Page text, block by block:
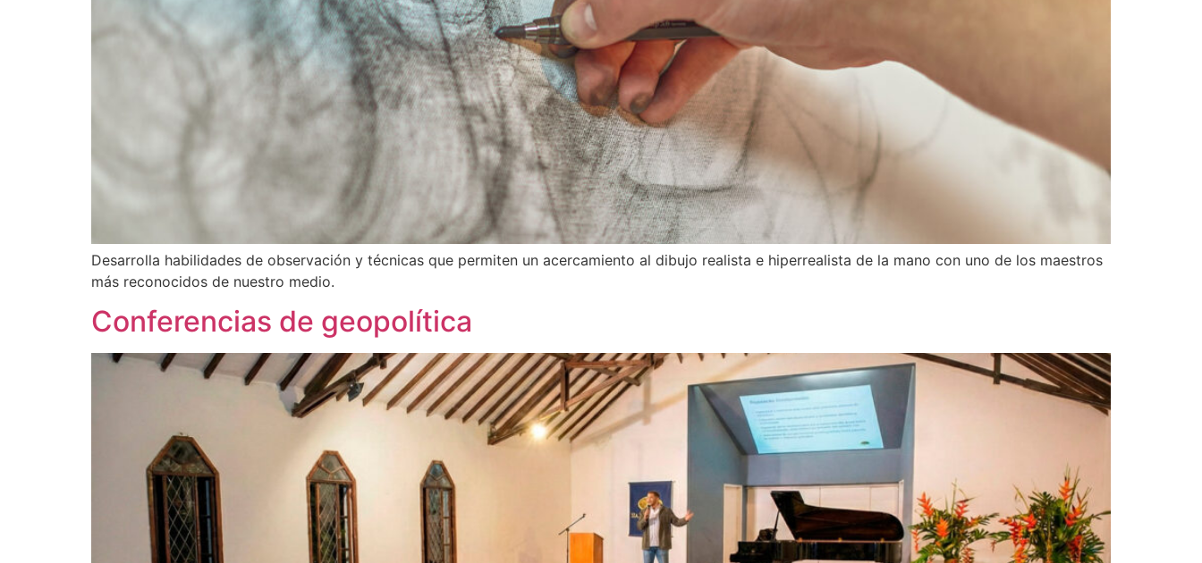
Desarrolla habilidades de observación y técnicas que permiten un acercamiento al dibujo realista e hiperrealista de la mano con uno de los maestros
más reconocidos de nuestro medio.
Conferencias de geopolítica